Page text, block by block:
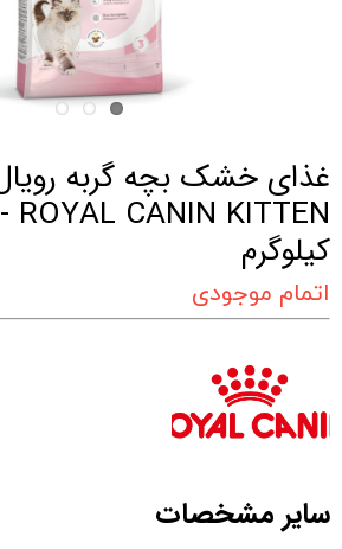
غذای خشک بچه گربه
کیلوگرم
اتمام موجودی
سایر مشخصات